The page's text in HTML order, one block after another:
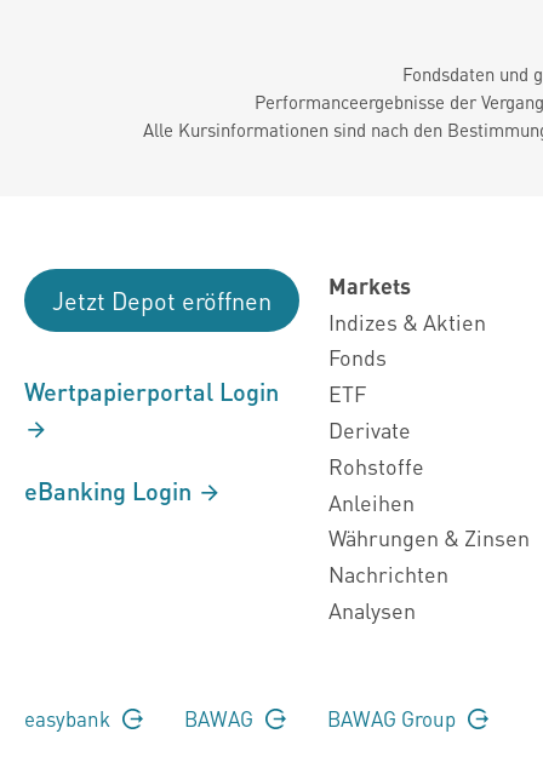
Fondsdaten und
Performanceergebnisse der
Alle Kursinformationen sind nach den
Jetzt Depot eröffnen
Wertpapierportal Login
eBanking Login
Markets
Indizes & Aktien
Fonds
ETF
Derivate
Rohstoffe
Anleihen
Währungen & Zinsen
Nachrichten
Analysen
easybank BAWAG BAWAG Group